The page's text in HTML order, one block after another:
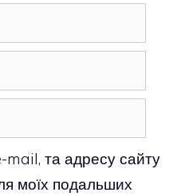
mail, та адресу сайту
моїх подальших